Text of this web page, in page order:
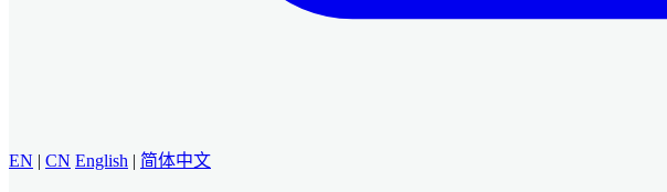
EN | CN English | 简体中文